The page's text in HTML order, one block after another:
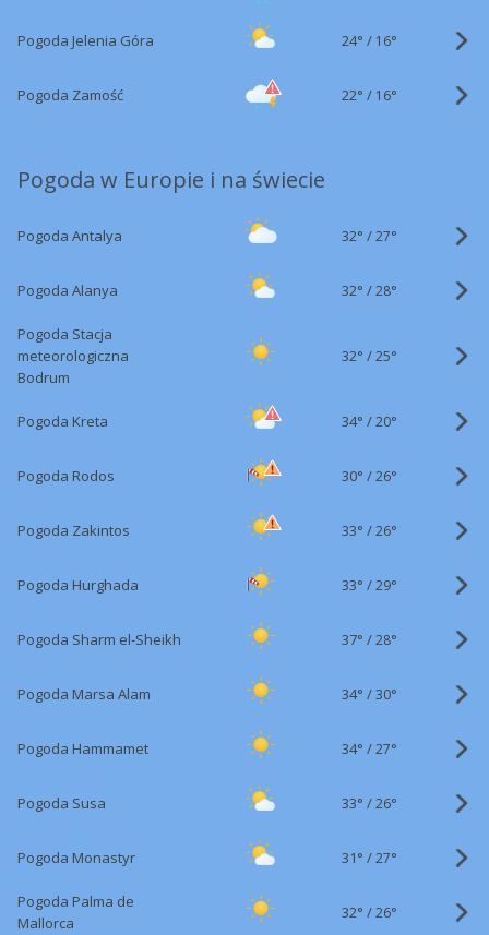
Pogoda Jelenia Góra 24° / 16°
Pogoda Zamość 22° / 16°
Pogoda w Europie i na świecie
Pogoda Antalya 32° /27°
Pogoda Alanya 32° /28°
Pogoda Stacja
meteorologiczna
Bodrum
32° /25°
Pogoda Kreta 34° /20°
Pogoda Rodos 30° /26°
Pogoda Zakintos 33° /26°
Pogoda Hurghada 33° /29°
Pogoda Sharm el-Sheikh 37° /28°
Pogoda Marsa Alam 34° /30°
Pogoda Hammamet 34° /27°
Pogoda Susa 33° /26°
Pogoda Monastyr 31° /27°
Pogoda Palma de
Mallorca
32° /26°